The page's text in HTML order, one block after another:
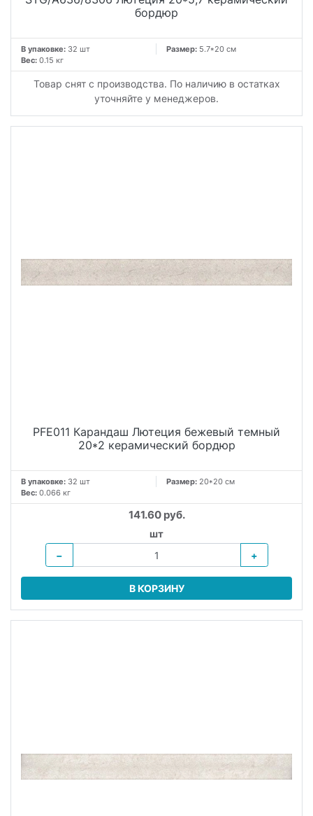
бордюр
В упаковке: 32 шт Размер: 5.7*20 см
Вес: 0.15 кг
Товар снят с производства. По наличию в остатках
уточняйте у менеджеров.
PFE011 Карандаш Лютеция бежевый темный
20*2 керамический бордюр
В упаковке: 32 шт Размер: 20*20 см
Вес: 0.066 кг
141.60 руб.
шт
−
+
В КОРЗИНУ